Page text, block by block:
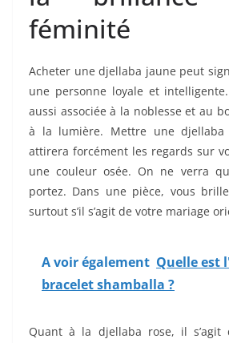
féminité
Acheter une djellaba jaune peut
une personne loyale et
aussi associée à la noblesse et au
à la lumière. Mettre une djellaba
attirera forcément les regards sur
une couleur osée. On ne verra
portez. Dans une pièce, vous
surtout s’il s’agit de votre mariage
A voir également Quelle est
bracelet shamballa ?
Quant à la djellaba rose, il